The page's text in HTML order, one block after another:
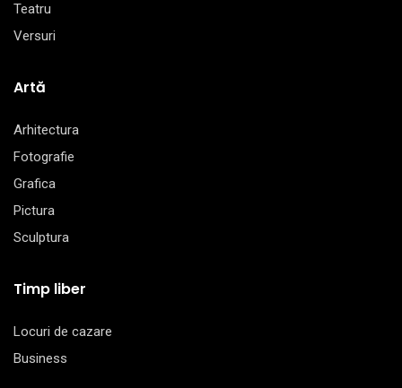
Teatru
Versuri
Artă
Arhitectura
Fotografie
Grafica
Pictura
Sculptura
Timp liber
Locuri de cazare
Business